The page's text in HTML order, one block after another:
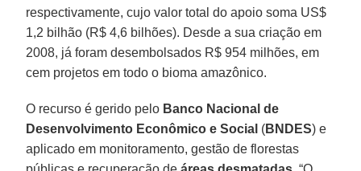
respectivamente, cujo valor total do apoio soma US$
1,2 bilhão (R$ 4,6 bilhões). Desde a sua criação em
2008, já foram desembolsados R$ 954 milhões, em
cem projetos em todo o bioma amazônico.
O recurso é gerido pelo Banco Nacional de
Desenvolvimento Econômico e Social (BNDES) e
aplicado em monitoramento, gestão de florestas